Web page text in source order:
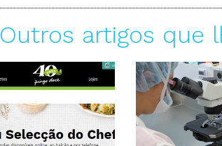
Outros artigos que